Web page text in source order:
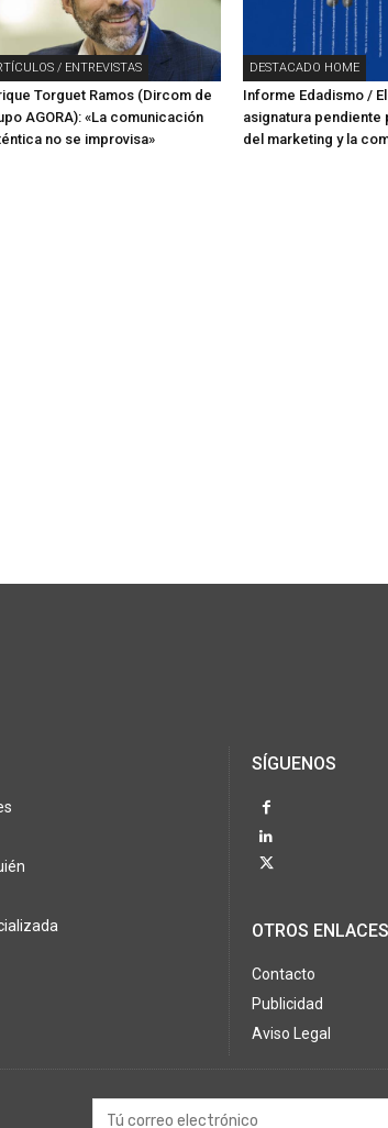
/ ENTREVISTAS
Torguet Ramos (Dircom de
AGORA): «La comunicación
no se improvisa»
DESTACADO HOME
Informe Edadismo /
asignatura pendiente
del marketing y la
SÍGUENOS
OTROS ENLACES
Contacto
Publicidad
Aviso Legal